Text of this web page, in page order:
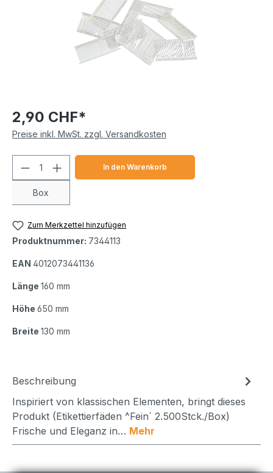
2,90 CHF*
Preise inkl. MwSt. zzgl. Versandkosten
Produkt Anzahl: Gib den
Box
In den Warenkorb
Zum Merkzettel hinzufügen
Produktnummer: 7344113
EAN 4012073441136
Länge 160 mm
Höhe 650 mm
Breite 130 mm
Beschreibung
Inspiriert von klassischen Elementen, bringt dieses
Produkt (Etikettierfäden ^Fein´ 2.500Stck./Box)
Frische und Eleganz in… Mehr